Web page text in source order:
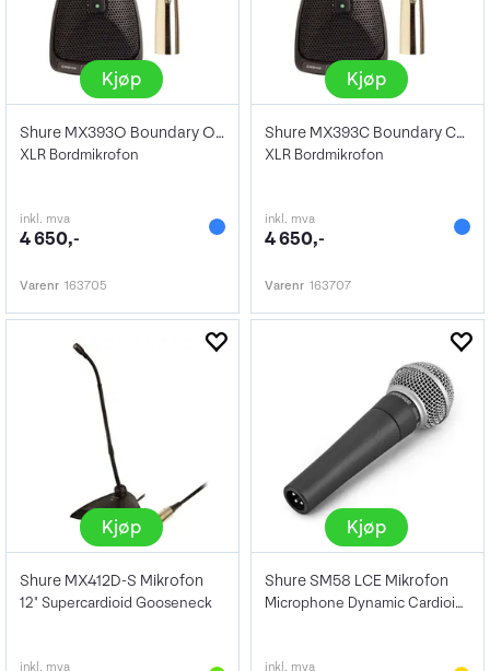
Kjøp
Shure MX393O Boundary Omni Mikrofon
XLR Bordmikrofon
inkl. mva
4 650,-
Varenr 163705
Kjøp
Shure MX393C Boundary Cardioid Mikrofon
XLR Bordmikrofon
inkl. mva
4 650,-
Varenr 163707
Kjøp
Shure MX412D-S Mikrofon
12" Supercardioid Gooseneck
inkl. mva
Kjøp
Shure SM58 LCE Mikrofon
Microphone Dynamic Cardioid Vokal Mic
inkl. mva